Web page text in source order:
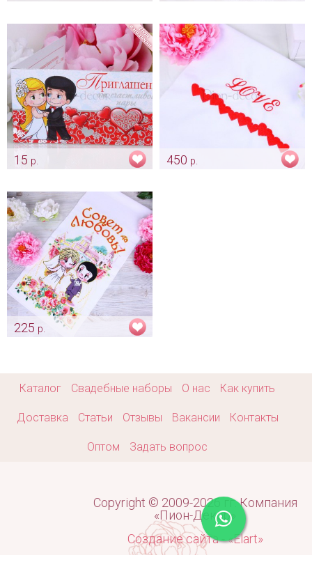
Арт: pr_0034 Арт: pr_0059
15 р.
Арт: pr_0060
450 р.
225 р.
Каталог Свадебные наборы О нас Как купить
Доставка Статьи Отзывы Вакансии Контакты
Оптом Задать вопрос
Copyright © 2009-2026 гг. Компания
«Пион-Декор»
Создание сайта - «Elart»